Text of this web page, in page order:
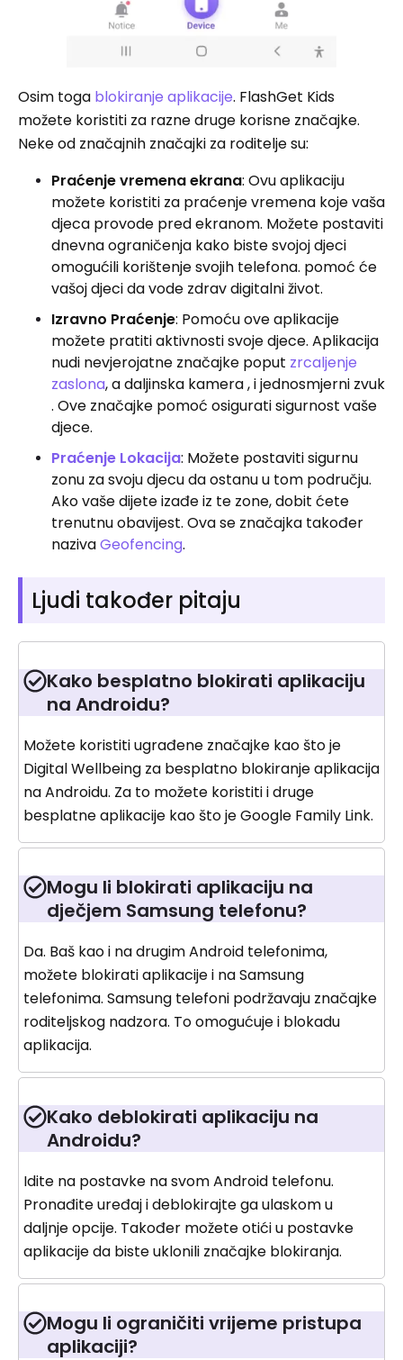
Osim toga blokiranje aplikacije. FlashGet Kids
možete koristiti za razne druge korisne značajke.
Neke od značajnih značajki za roditelje su:
Praćenje vremena ekrana: Ovu aplikaciju
možete koristiti za praćenje vremena koje vaša
djeca provode pred ekranom. Možete postaviti
dnevna ograničenja kako biste svojoj djeci
omogućili korištenje svojih telefona. pomoć će
vašoj djeci da vode zdrav digitalni život.
Izravno Praćenje: Pomoću ove aplikacije
možete pratiti aktivnosti svoje djece. Aplikacija
nudi nevjerojatne značajke poput zrcaljenje
zaslona, a daljinska kamera , i jednosmjerni zvuk
. Ove značajke pomoć osigurati sigurnost vaše
djece.
Praćenje Lokacija: Možete postaviti sigurnu
zonu za svoju djecu da ostanu u tom području.
Ako vaše dijete izađe iz te zone, dobit ćete
trenutnu obavijest. Ova se značajka također
nazivaGeofencing.
Ljudi također pitaju
Kako besplatno blokirati aplikaciju
na Androidu?
Možete koristiti ugrađene značajke kao što je
Digital Wellbeing za besplatno blokiranje aplikacija
na Androidu. Za to možete koristiti i druge
besplatne aplikacije kao što je Google Family Link.
Mogu li blokirati aplikaciju na
dječjem Samsung telefonu?
Da. Baš kao i na drugim Android telefonima,
možete blokirati aplikacije i na Samsung
telefonima. Samsung telefoni podržavaju značajke
roditeljskog nadzora. To omogućuje i blokadu
aplikacija.
Kako deblokirati aplikaciju na
Androidu?
Idite na postavke na svom Android telefonu.
Pronađite uređaj i deblokirajte ga ulaskom u
daljnje opcije. Također možete otići u postavke
aplikacije da biste uklonili značajke blokiranja.
Mogu li ograničiti vrijeme pristupa
aplikaciji?